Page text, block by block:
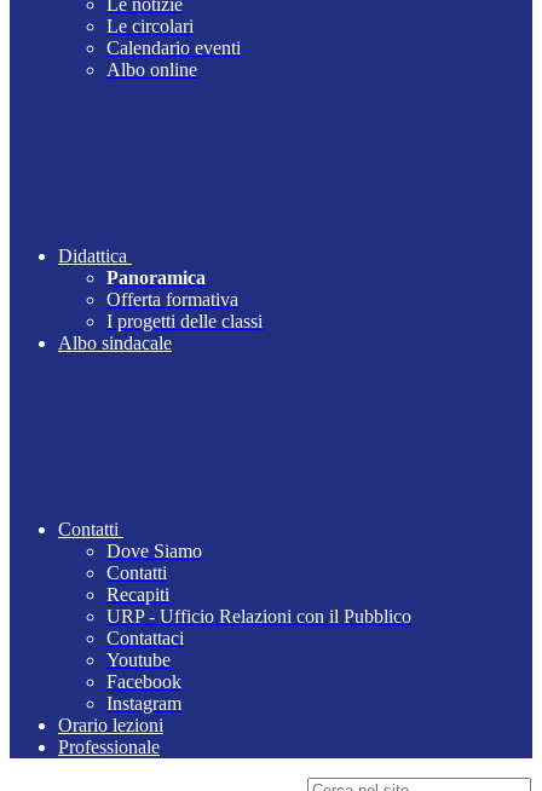
Le notizie
Le circolari
Calendario eventi
Albo online
Didattica
Panoramica
Offerta formativa
I progetti delle classi
Albo sindacale
Contatti
Dove Siamo
Contatti
Recapiti
URP - Ufficio Relazioni con il Pubblico
Contattaci
Youtube
Facebook
Instagram
Orario lezioni
Professionale